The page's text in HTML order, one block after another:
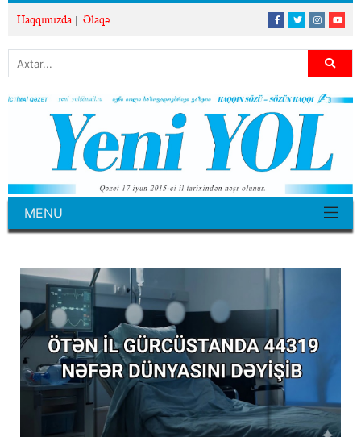
Haqqımızda Əlaqə
MENU